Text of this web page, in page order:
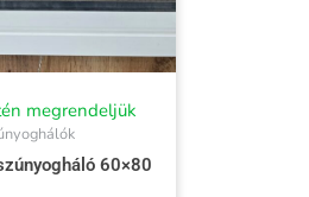
megrendeljük
60×80